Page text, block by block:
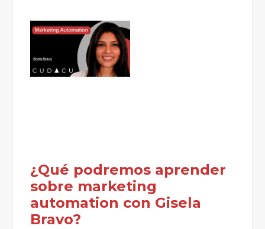
¿Qué podremos aprender
sobre marketing
automation con Gisela
Bravo?